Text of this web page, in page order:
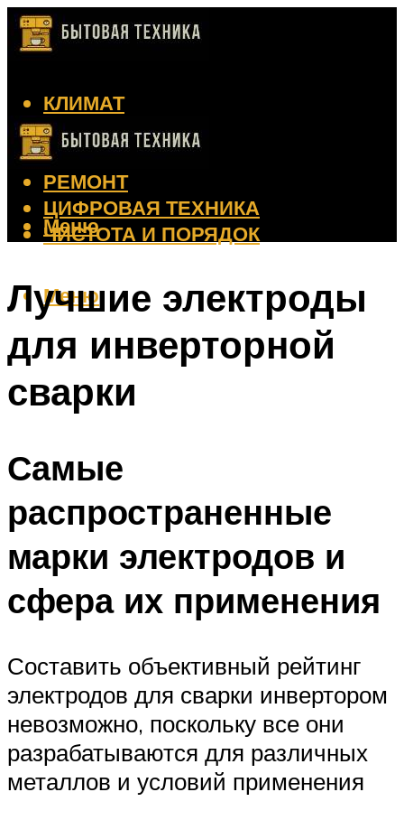
КЛИМАТ
КРАСОТА
КУХНЯ
РЕМОНТ
ЦИФРОВАЯ ТЕХНИКА
ЧИСТОТА И ПОРЯДОК
Меню
Меню
Лучшие электроды
для инверторной
сварки
Самые
распространенные
марки электродов и
сфера их применения
Составить объективный рейтинг
электродов для сварки инвертором
невозможно, поскольку все они
разрабатываются для различных
металлов и условий применения